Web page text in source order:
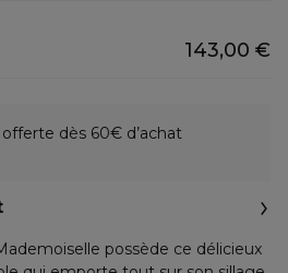
143,00 €
dès 60€ d’achat
possède ce délicieux